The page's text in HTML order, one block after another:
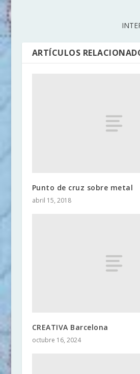
ARTÍCULOS
Punto de cruz sobre metal
abril 15, 2018
CREATIVA Barcelona
octubre 16, 2024